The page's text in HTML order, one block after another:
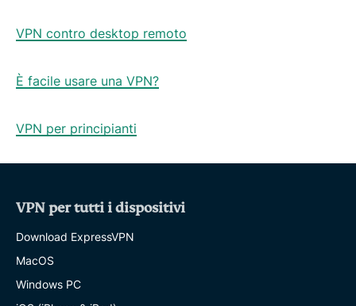
VPN contro desktop remoto
È facile usare una VPN?
VPN per principianti
VPN per tutti i dispositivi
Download ExpressVPN
MacOS
Windows PC